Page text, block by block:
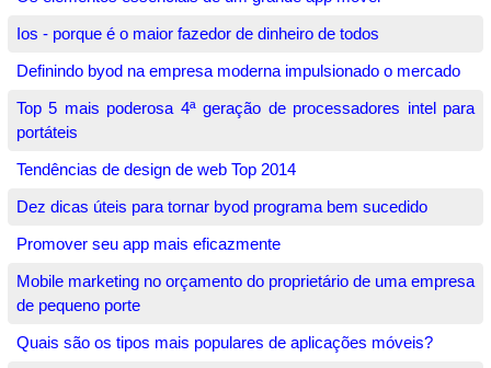
Ios - porque é o maior fazedor de dinheiro de todos
Definindo byod na empresa moderna impulsionado o mercado
Top 5 mais poderosa 4ª geração de processadores intel para
portáteis
Tendências de design de web Top 2014
Dez dicas úteis para tornar byod programa bem sucedido
Promover seu app mais eficazmente
Mobile marketing no orçamento do proprietário de uma empresa
de pequeno porte
Quais são os tipos mais populares de aplicações móveis?